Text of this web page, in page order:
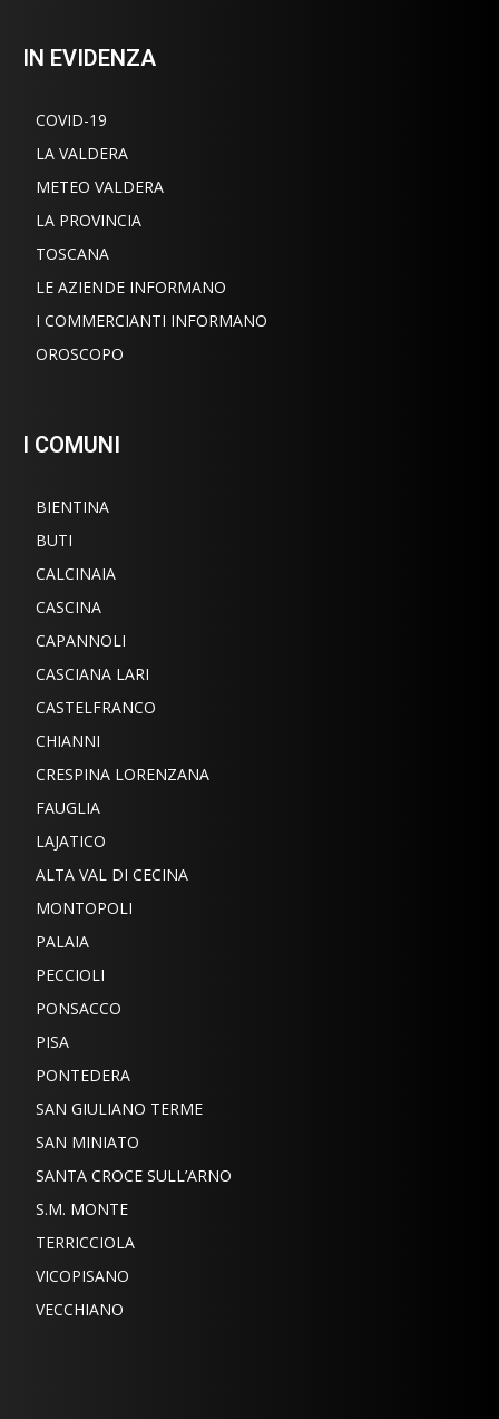
IN EVIDENZA
COVID-19
LA VALDERA
METEO VALDERA
LA PROVINCIA
TOSCANA
LE AZIENDE INFORMANO
I COMMERCIANTI INFORMANO
OROSCOPO
I COMUNI
BIENTINA
BUTI
CALCINAIA
CASCINA
CAPANNOLI
CASCIANA LARI
CASTELFRANCO
CHIANNI
CRESPINA LORENZANA
FAUGLIA
LAJATICO
ALTA VAL DI CECINA
MONTOPOLI
PALAIA
PECCIOLI
PONSACCO
PISA
PONTEDERA
SAN GIULIANO TERME
SAN MINIATO
SANTA CROCE SULL’ARNO
S.M. MONTE
TERRICCIOLA
VICOPISANO
VECCHIANO